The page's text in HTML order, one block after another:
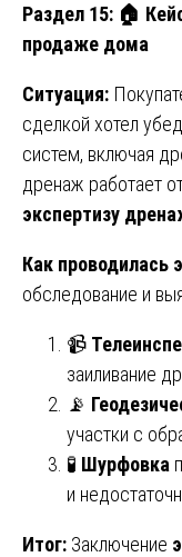
Раздел 15: 🏠
продаже дома
Ситуация:
сделкой хотел
систем, включая
дренаж работает
экспертизу
Как проводилась
обследование и
📹
заиливание
📡
участки с
🧪 Шурфовка
и
Итог: Заключение